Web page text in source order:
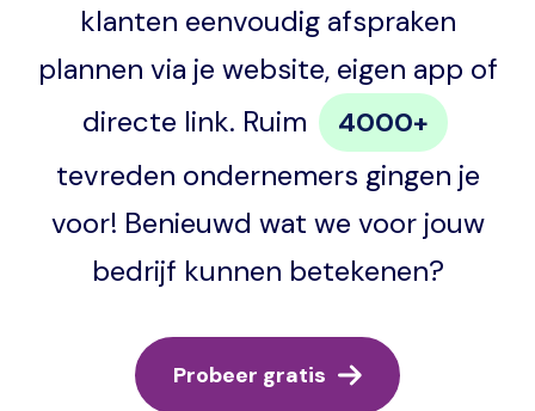
klanten eenvoudig afspraken
plannen via je website, eigen app of
directe link. Ruim
4000+
tevreden ondernemers gingen je
voor! Benieuwd wat we voor jouw
bedrijf kunnen betekenen?
Probeer gratis